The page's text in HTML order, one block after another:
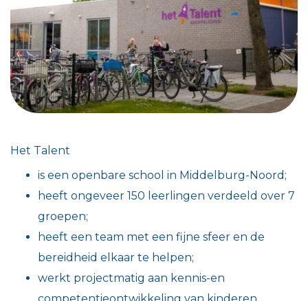
Het Talent
is een openbare school in Middelburg-Noord;
heeft ongeveer 150 leerlingen verdeeld over 7
groepen;
heeft een team met een fijne sfeer en de
bereidheid elkaar te helpen;
werkt projectmatig aan kennis-en